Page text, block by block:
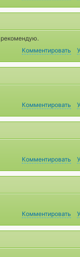
рекомендую.
Комментировать
Комментировать
Комментировать
Комментировать